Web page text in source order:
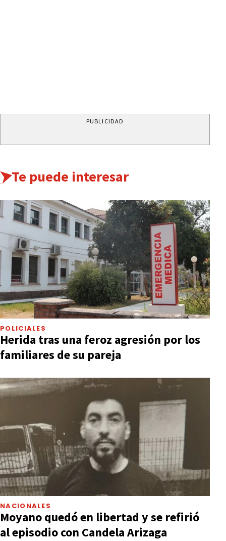
PUBLICIDAD
Te puede interesar
POLICIALES
Herida tras una feroz agresión por los
familiares de su pareja
NACIONALES
Moyano quedó en libertad y se refirió
al episodio con Candela Arizaga